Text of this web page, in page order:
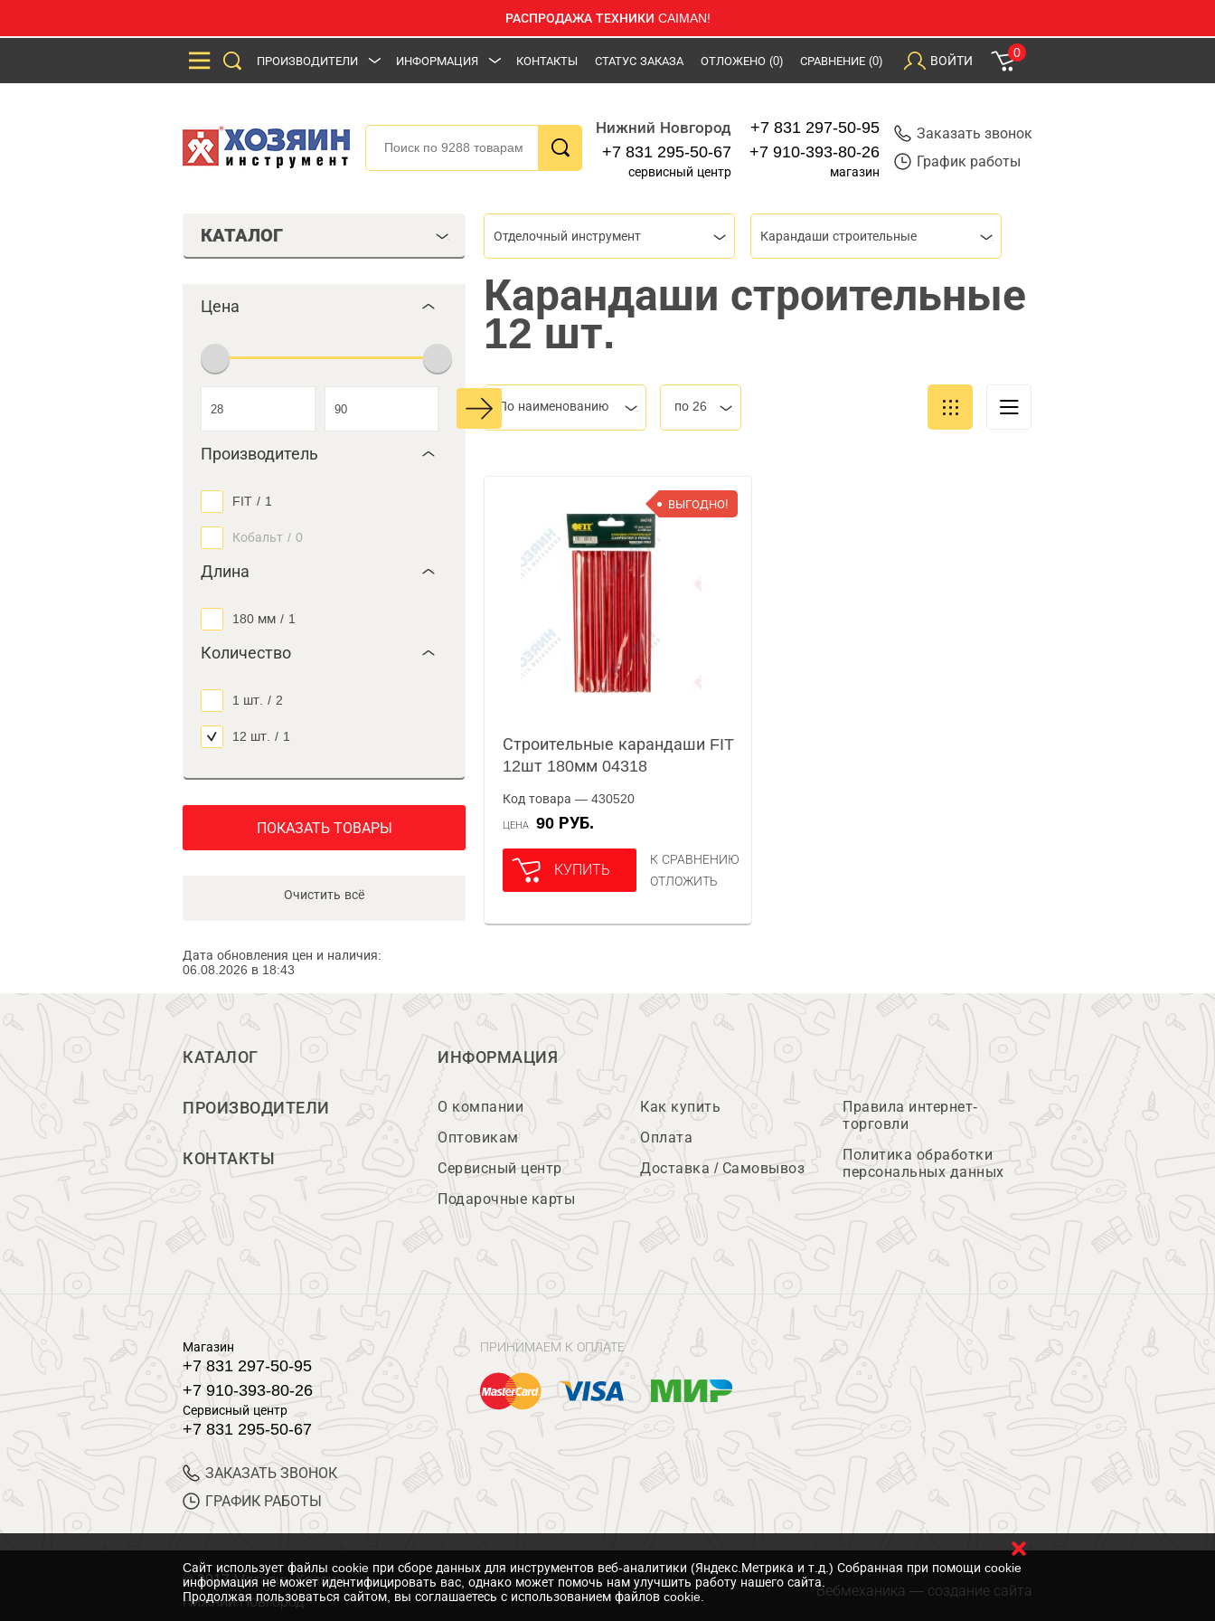
РАСПРОДАЖА ТЕХНИКИ CAIMAN!
ПРОИЗВОДИТЕЛИ ИНФОРМАЦИЯ КОНТАКТЫ СТАТУС ЗАКАЗА ОТЛОЖЕНО (0) СРАВНЕНИЕ (0) ВОЙТИ
0
Нижний Новгород
+7 831 295-50-67
сервисный центр
+7 831 297-50-95
+7 910-393-80-26
магазин
Заказать звонок
График работы
КАТАЛОГ
Цена
Производитель
FIT / 1
Кобальт / 0
Длина
180 мм / 1
Количество
1 шт. / 2
12 шт. / 1
ПОКАЗАТЬ ТОВАРЫ
Очистить всё
Дата обновления цен и наличия:
06.08.2026 в 18:43
Отделочный инструмент Карандаши строительные
Карандаши строительные
12 шт.
По наименованию по 26
ВЫГОДНО!
Строительные карандаши FIT
12шт 180мм 04318
Код товара — 430520
ЦЕНА 90 РУБ.
КУПИТЬ
К СРАВНЕНИЮ
ОТЛОЖИТЬ
КАТАЛОГ
ПРОИЗВОДИТЕЛИ
КОНТАКТЫ
ИНФОРМАЦИЯ
О компании
Оптовикам
Сервисный центр
Подарочные карты
Как купить
Оплата
Доставка / Самовывоз
Правила интернет-
торговли
Политика обработки
персональных данных
Магазин
+7 831 297-50-95
+7 910-393-80-26
Сервисный центр
+7 831 295-50-67
ЗАКАЗАТЬ ЗВОНОК
ГРАФИК РАБОТЫ
ПРИНИМАЕМ К ОПЛАТЕ
© 2017 Магазин Хозяин
Нижний Новгород
Вебмеханика — создание сайта
Cайт использует файлы cookie при сборе данных для инструментов веб-аналитики (Яндекс.Метрика и т.д.) Собранная при помощи cookie
информация не может идентифицировать вас, однако может помочь нам улучшить работу нашего сайта.
Продолжая пользоваться сайтом, вы соглашаетесь с использованием файлов cookie.